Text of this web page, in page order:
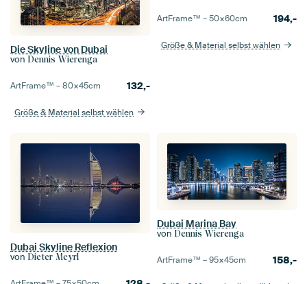
Die Skyline von Dubai
von Dennis Wierenga
ArtFrame™ –80×45cm 132,-
Größe & Material selbst wählen
ArtFrame™ –50×60cm 194,-
Größe & Material selbst wählen
Dubai Skyline Reflexion
von Dieter Meyrl
Dubai Marina Bay
von Dennis Wierenga
ArtFrame™ –95×45cm 158,-